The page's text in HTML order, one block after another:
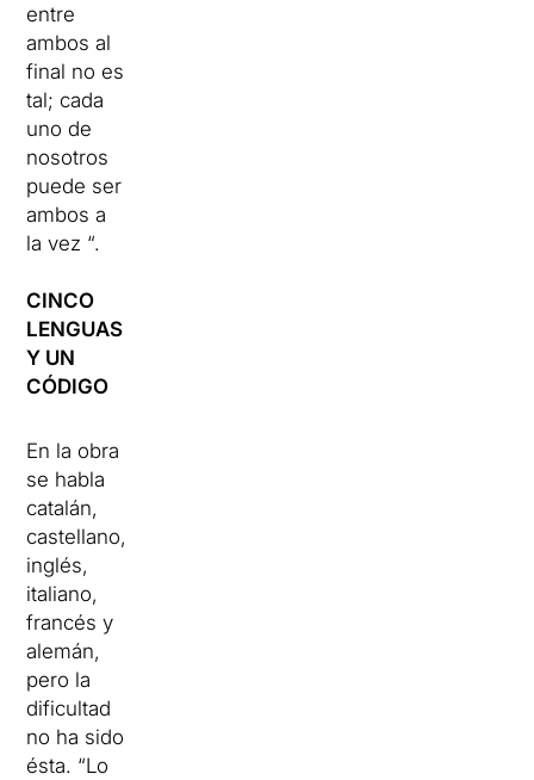
entre
ambos al
final no es
tal;cada
uno de
nosotros
puede ser
ambos a
la vez “.
CINCO
LENGUAS
Y UN
CÓDIGO
En la obra
se habla
catalán,
castellano,
inglés,
italiano,
francés y
alemán,
pero la
dificultad
no ha sido
ésta. “Lo